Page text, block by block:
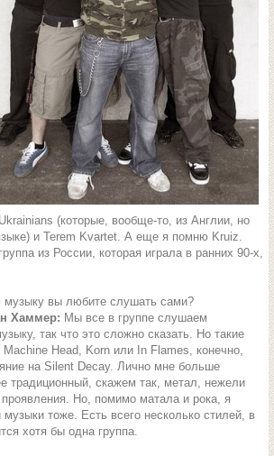
(которые, вообще-то, из Англии, но
и Terem Kvartet. А еще я помню Kruiz.
из России, которая играла в ранних 90-х,
музыку вы любите слушать сами?
Хаммер: Мы все в группе слушаем
так что это сложно сказать. Но такие
Machine Head, Korn или In Flames, конечно,
на Silent Decay. Лично мне больше
традиционный, скажем так, метал, нежели
Но, помимо матала и рока, я
тоже. Есть всего несколько стилей, в
хотя бы одна группа.